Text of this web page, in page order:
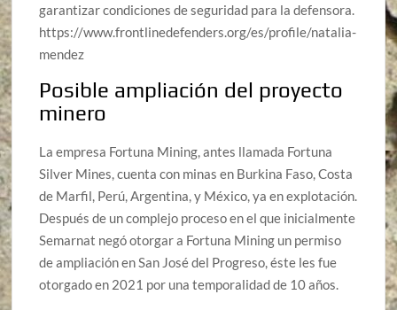
garantizar condiciones de seguridad para la defensora.
https://www.frontlinedefenders.org/es/profile/natalia-
mendez
Posible ampliación del proyecto
minero
La empresa Fortuna Mining, antes llamada Fortuna
Silver Mines, cuenta con minas en Burkina Faso, Costa
de Marfil, Perú, Argentina, y México, ya en explotación.
Después de un complejo proceso en el que inicialmente
Semarnat negó otorgar a Fortuna Mining un permiso
de ampliación en San José del Progreso, éste les fue
otorgado en 2021 por una temporalidad de 10 años.